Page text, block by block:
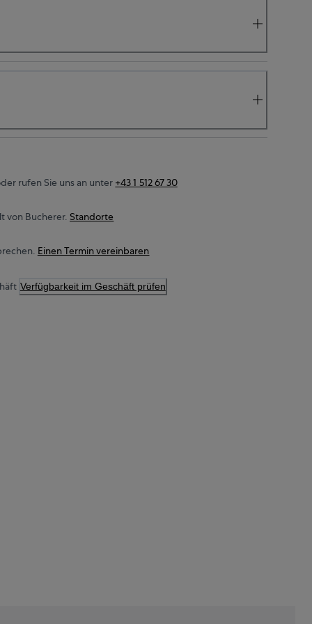
rufen Sie uns an unter +43 1 512 67 30
von Bucherer. Standorte
Einen Termin vereinbaren
Verfügbarkeit im Geschäft prüfen